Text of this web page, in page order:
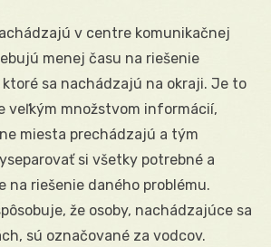
v centre komunikačnej
menej času na riešenie
ktoré sa nachádzajú na okraji. Je to
veľkým množstvom informácií,
miesta prechádzajú a tým
si všetky potrebné a
na riešenie daného problému.
že osoby, nachádzajúce sa
sú označované za vodcov.